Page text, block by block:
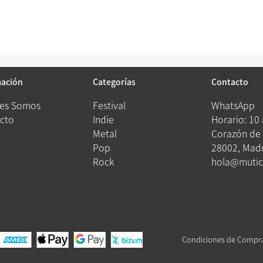
Somos
Categorías
Festival
Indie
Metal
Pop
Rock
Contacto
WhatsApp
Horario: 10
Corazón
28002,
Condiciones de